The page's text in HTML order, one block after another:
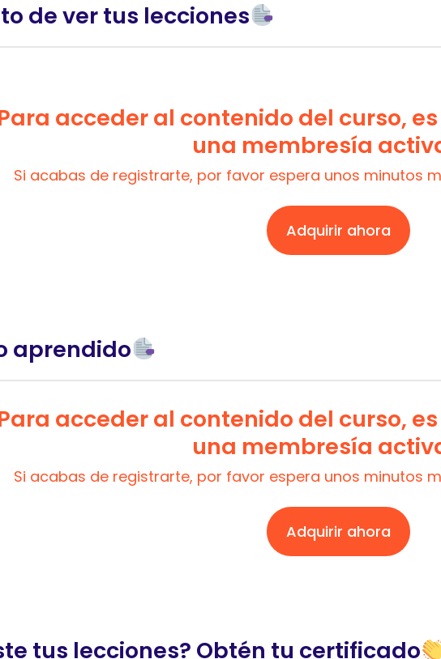
de ver tus lecciones
acceder al contenido del curso,
una membresía
Si acabas de registrarte, por favor espera unos minutos
Adquirir ahora
aprendido
acceder al contenido del curso,
una membresía
Si acabas de registrarte, por favor espera unos minutos
Adquirir ahora
tus lecciones? Obtén tu certificado